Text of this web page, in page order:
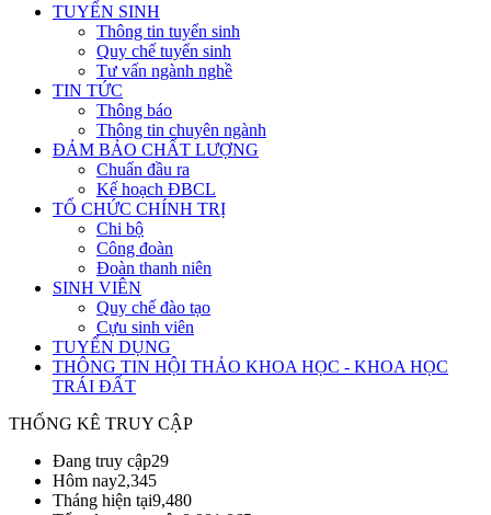
TUYỂN SINH
Thông tin tuyển sinh
Quy chế tuyển sinh
Tư vấn ngành nghề
TIN TỨC
Thông báo
Thông tin chuyên ngành
ĐẢM BẢO CHẤT LƯỢNG
Chuẩn đầu ra
Kế hoạch ĐBCL
TỔ CHỨC CHÍNH TRỊ
Chi bộ
Công đoàn
Đoàn thanh niên
SINH VIÊN
Quy chế đào tạo
Cựu sinh viên
TUYỂN DỤNG
THÔNG TIN HỘI THẢO KHOA HỌC - KHOA HỌC
TRÁI ĐẤT
THỐNG KÊ TRUY CẬP
Đang truy cập29
Hôm nay2,345
Tháng hiện tại9,480